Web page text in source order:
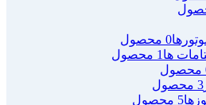
0 محصول
ها 1 محصول
3 محصول
5 محصول